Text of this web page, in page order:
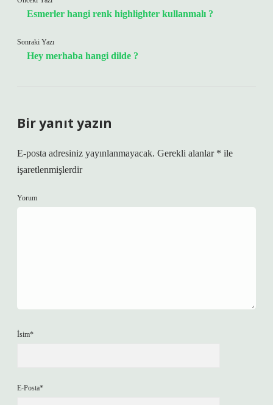
Esmerler hangi renk highlighter kullanmalı ?
Sonraki Yazı
Hey merhaba hangi dilde ?
Bir yanıt yazın
E-posta adresiniz yayınlanmayacak. Gerekli alanlar * ile
işaretlenmişlerdir
Yorum
İsim*
E-Posta*